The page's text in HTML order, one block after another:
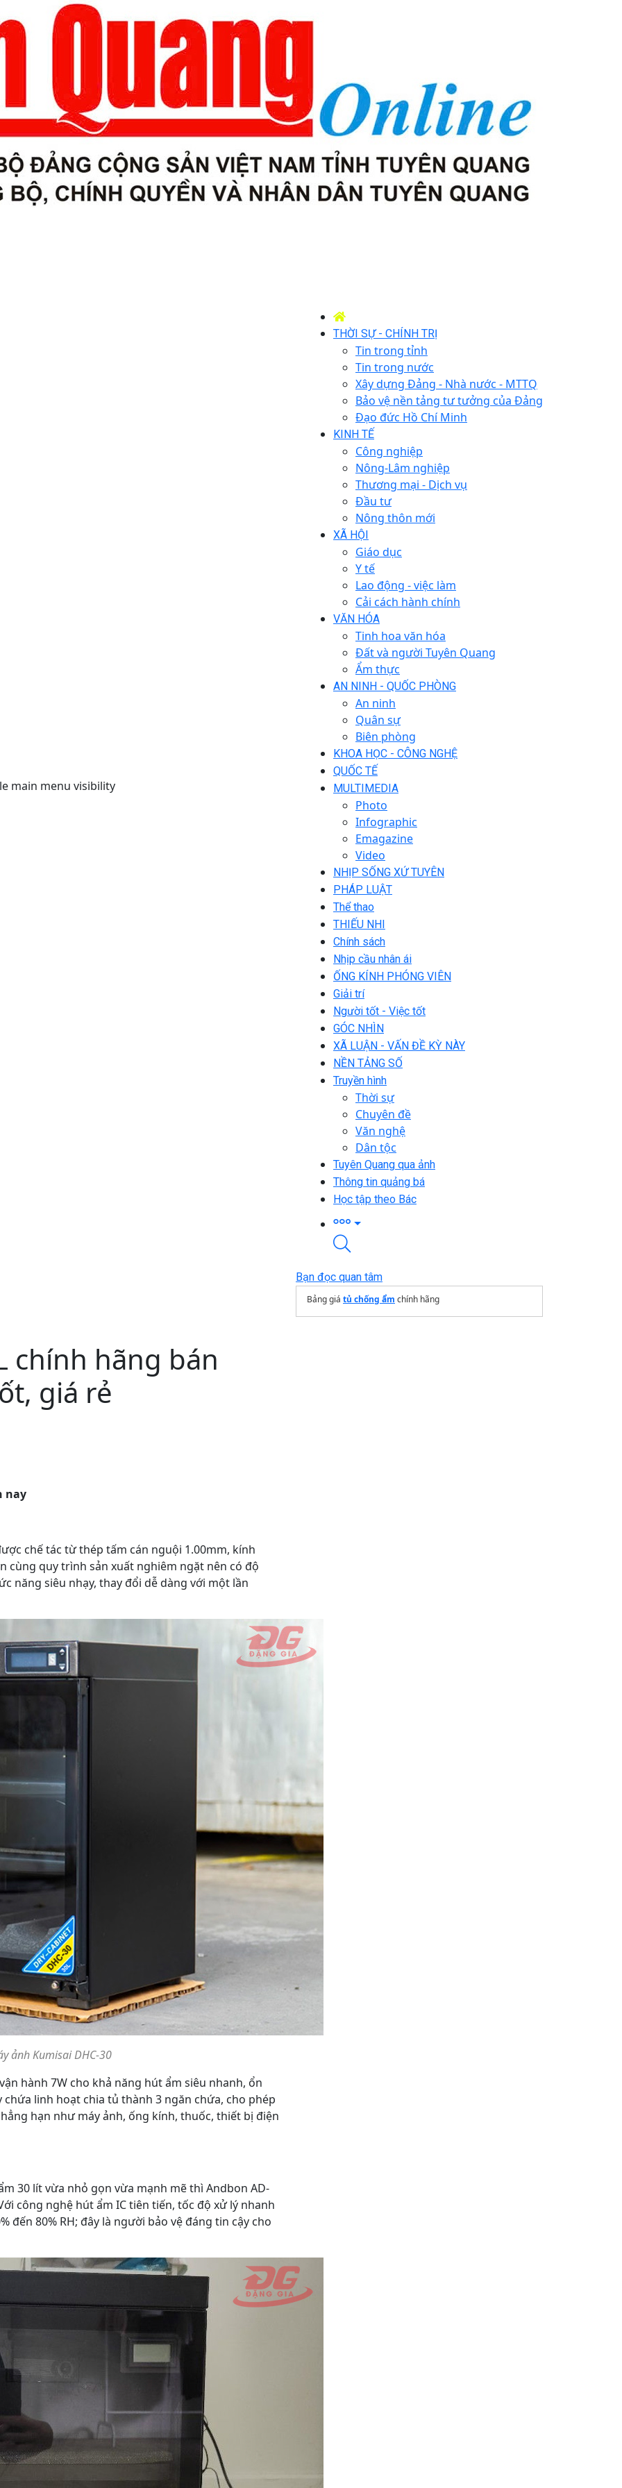
main menu visibility
THỜI SỰ - CHÍNH TRỊ
Tin trong tỉnh
Tin trong nước
Xây dựng Đảng - Nhà nước - MTTQ
Bảo vệ nền tảng tư tưởng của Đảng
Đạo đức Hồ Chí Minh
KINH TẾ
Công nghiệp
Nông-Lâm nghiệp
Thương mại - Dịch vụ
Đầu tư
Nông thôn mới
XÃ HỘI
Giáo dục
Y tế
Lao động - việc làm
Cải cách hành chính
VĂN HÓA
Tinh hoa văn hóa
Đất và người Tuyên Quang
Ẩm thực
AN NINH - QUỐC PHÒNG
An ninh
Quân sự
Biên phòng
KHOA HỌC - CÔNG NGHỆ
QUỐC TẾ
MULTIMEDIA
Photo
Infographic
Emagazine
Video
NHỊP SỐNG XỨ TUYÊN
PHÁP LUẬT
Thể thao
THIẾU NHI
Chính sách
Nhịp cầu nhân ái
ỐNG KÍNH PHÓNG VIÊN
Giải trí
Người tốt - Việc tốt
GÓC NHÌN
XÃ LUẬN - VẤN ĐỀ KỲ NÀY
NỀN TẢNG SỐ
Truyền hình
Thời sự
Chuyên đề
Văn nghệ
Dân tộc
Tuyên Quang qua ảnh
Thông tin quảng bá
Học tập theo Bác
chính hãng bán
giá rẻ
nay
chế tác từ thép tấm cán nguội 1.00mm, kính
cùng quy trình sản xuất nghiêm ngặt nên có độ
năng siêu nhạy, thay đổi dễ dàng với một lần
ảnh Kumisai DHC-30
hành 7W cho khả năng hút ẩm siêu nhanh, ổn
chứa linh hoạt chia tủ thành 3 ngăn chứa, cho phép
hạn như máy ảnh, ống kính, thuốc, thiết bị điện
30 lít vừa nhỏ gọn vừa mạnh mẽ thì Andbon AD-
công nghệ hút ẩm IC tiên tiến, tốc độ xử lý nhanh
đến 80% RH; đây là người bảo vệ đáng tin cậy cho
Bạn đọc quan tâm
Bảng giá tủ chống ẩm chính hãng